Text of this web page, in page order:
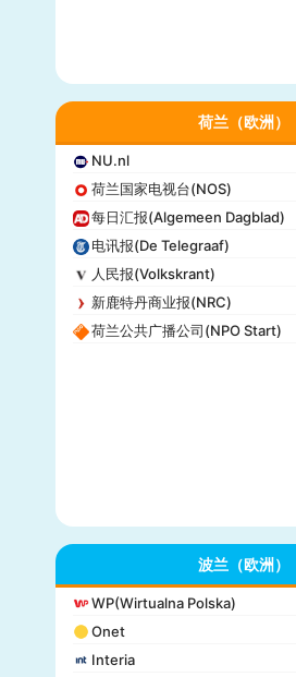
荷兰（欧洲）
NU.nl
荷兰国家电视台(NOS)
每日汇报(Algemeen Dagblad)
电讯报(De Telegraaf)
人民报(Volkskrant)
新鹿特丹商业报(NRC)
荷兰公共广播公司(NPO Start)
波兰（欧洲）
WP(Wirtualna Polska)
Onet
Interia